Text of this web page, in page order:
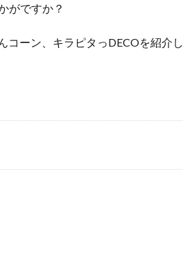
がですか？
コーン、キラピタっDECOを紹介し